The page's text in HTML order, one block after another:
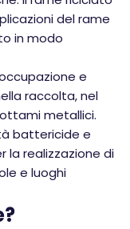
del rame
in modo
e
raccolta, nel
metallici.
battericide e
la realizzazione di
e luoghi